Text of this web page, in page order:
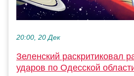
20:00, 20 Дек
Зеленский раскритиковал
ударов по Одесской